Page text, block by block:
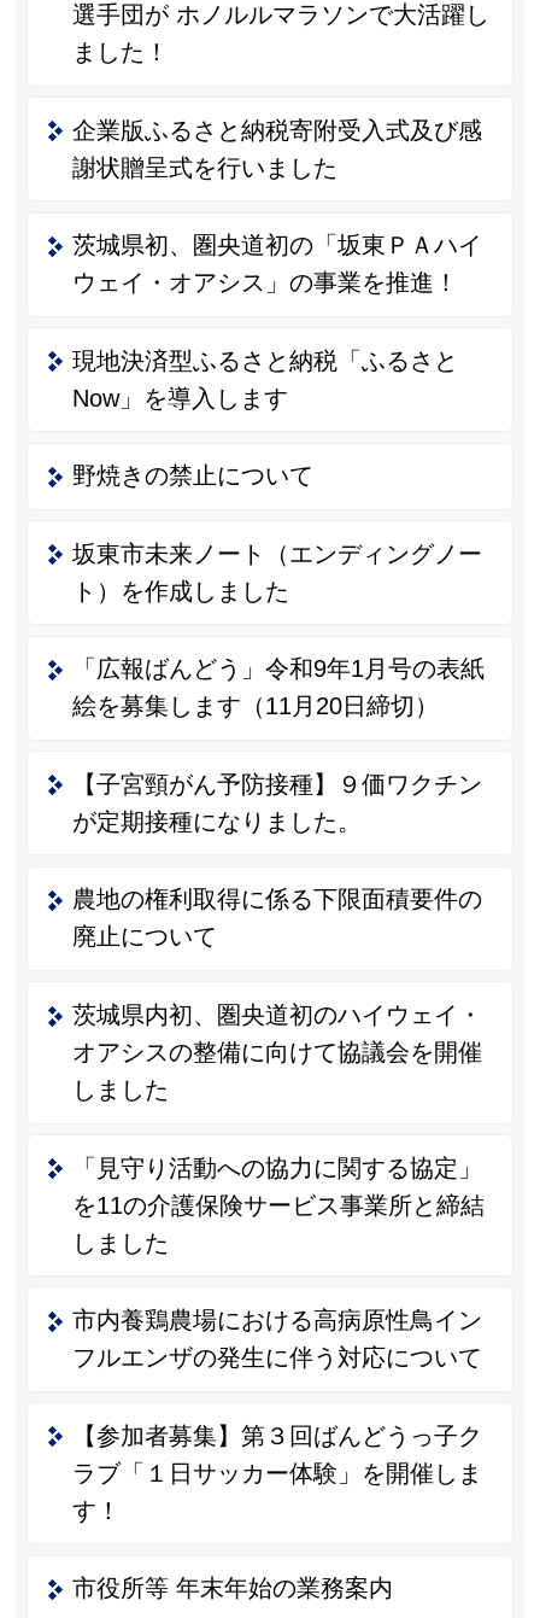
選手団が ホノルルマラソンで大活躍し
ました！
企業版ふるさと納税寄附受入式及び感
謝状贈呈式を行いました
茨城県初、圏央道初の「坂東ＰＡハイ
ウェイ・オアシス」の事業を推進！
現地決済型ふるさと納税「ふるさと
Now」を導入します
野焼きの禁止について
坂東市未来ノート（エンディングノー
ト）を作成しました
「広報ばんどう」令和9年1月号の表紙
絵を募集します（11月20日締切）
【子宮頸がん予防接種】９価ワクチン
が定期接種になりました。
農地の権利取得に係る下限面積要件の
廃止について
茨城県内初、圏央道初のハイウェイ・
オアシスの整備に向けて協議会を開催
しました
「見守り活動への協力に関する協定」
を11の介護保険サービス事業所と締結
しました
市内養鶏農場における高病原性鳥イン
フルエンザの発生に伴う対応について
【参加者募集】第３回ばんどうっ子ク
ラブ「１日サッカー体験」を開催しま
す！
市役所等 年末年始の業務案内